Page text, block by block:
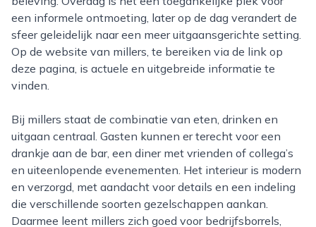
een informele ontmoeting, later op de dag verandert de
sfeer geleidelijk naar een meer uitgaansgerichte setting.
Op de website van millers, te bereiken via de link op
deze pagina, is actuele en uitgebreide informatie te
vinden.
Bij millers staat de combinatie van eten, drinken en
uitgaan centraal. Gasten kunnen er terecht voor een
drankje aan de bar, een diner met vrienden of collega’s
en uiteenlopende evenementen. Het interieur is modern
en verzorgd, met aandacht voor details en een indeling
die verschillende soorten gezelschappen aankan.
Daarmee leent millers zich goed voor bedrijfsborrels,